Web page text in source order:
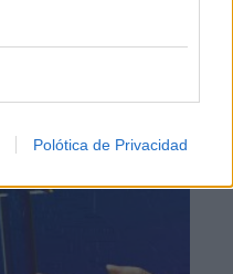
Polótica de Privacidad
ya no duran igual